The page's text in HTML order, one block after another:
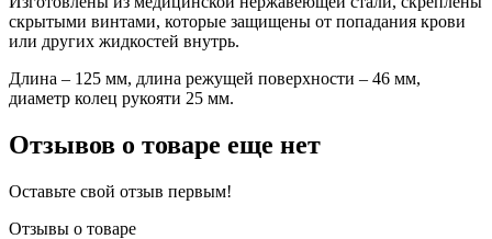
скрытыми винтами, которые защищены от попадания крови
или других жидкостей внутрь.
Длина – 125 мм, длина режущей поверхности – 46 мм,
диаметр колец рукояти 25 мм.
Отзывов о товаре еще нет
Оставьте свой отзыв первым!
Отзывы о товаре